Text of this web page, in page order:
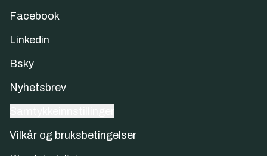
Facebook
Linkedin
Bsky
Nyhetsbrev
Vilkår og bruksbetingelser